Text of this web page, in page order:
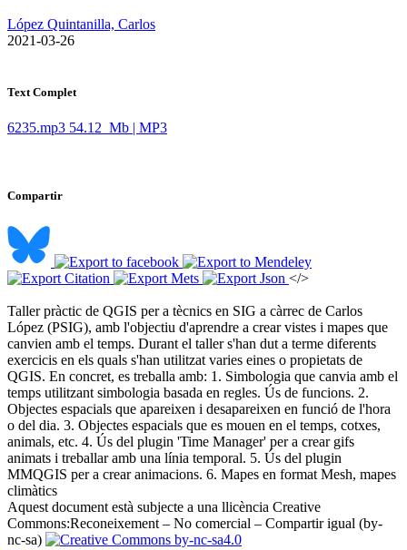
López Quintanilla, Carlos
​ 2021-03-26
Text Complet
6235.mp3 54.12 Mb | MP3
Compartir
</>
Taller pràctic de QGIS per a tècnics en SIG a càrrec de Carlos
López (PSIG), amb l'objectiu d'aprendre a crear vistes i mapes que
canvien amb el temps. Durant el taller s'han dut a terme diferents
exercicis en els quals s'han utilitzat varies eines o propietats de
QGIS. En concret, es treballa amb: 1. Simbologia que canvia amb el
temps utilitzant simbologia basada en regles. Ús de funcions. 2.
Objectes espacials que apareixen i desapareixen en funció de l'hora
o del dia. 3. Objectes espacials que es mouen en el temps, cotxes,
animals, etc. 4. Ús del plugin 'Time Manager' per a crear gifs
animats i treballar amb una línia temporal. 5. Ús del plugin
MMQGIS per a crear animacions. 6. Mapes en format Mesh, mapes
climàtics ​
Aquest document està subjecte a una llicència Creative
Commons:Reconeixement – No comercial – Compartir igual (by-
nc-sa)